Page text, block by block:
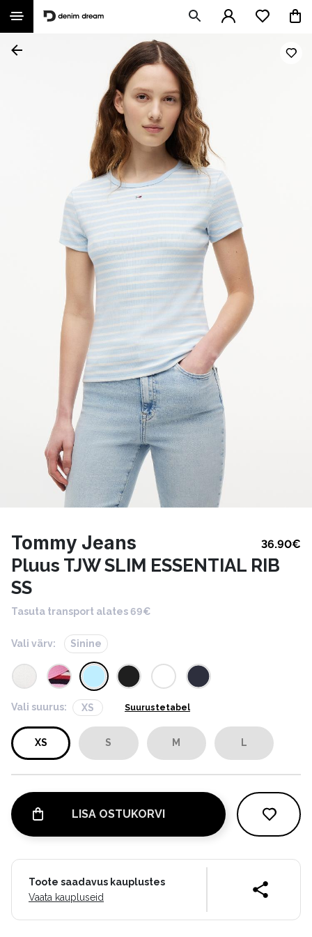
Tommy Jeans 36.90€
Pluus TJW SLIM ESSENTIAL RIB
SS
Tasuta transport alates 69€
Vali värv: Sinine
Vali suurus: XS Suurustetabel
XS S M L
LISA OSTUKORVI
Toote saadavus kauplustes
Vaata kaupluseid